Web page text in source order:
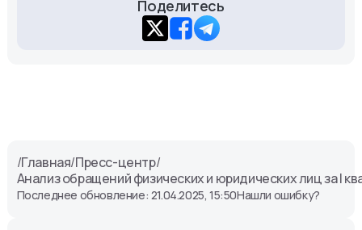
Поделитесь
/Главная/Пресс-центр/
Анализ обращений физических и юридических лиц за I
Последнее обновление: 21.04.2025, 15:50Нашли ошибку?